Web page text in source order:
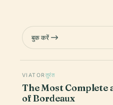
बुक करें
VIATOR तुरंत
The Most Complete
of Bordeaux